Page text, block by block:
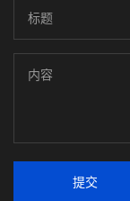
提交